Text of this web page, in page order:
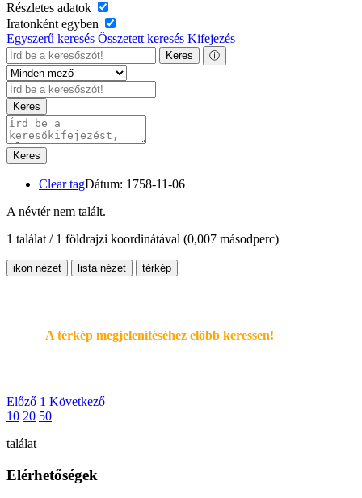
Részletes adatok
Iratonként egyben
Egyszerű keresés Összetett keresés Kifejezés
Keres ⓘ
Keres
Keres
Clear tagDátum: 1758-11-06
A névtér nem talált.
1 találat / 1 földrajzi koordinátával (0,007 másodperc)
ikon nézet lista nézet térkép
A térkép megjelenítéséhez elöbb keressen!
Előző 1 Következő
10 20 50
találat
Elérhetőségek